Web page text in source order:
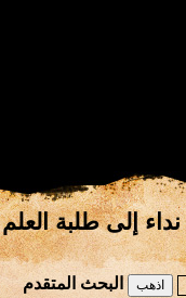
نداء إلى طلبة العلم
البحث المتقدم